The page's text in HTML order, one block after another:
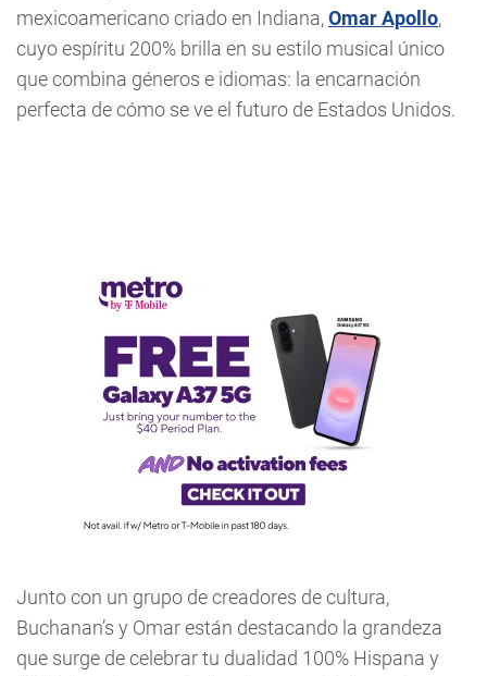
mexicoamericano criado en Indiana,Omar Apollo,
cuyo espíritu 200% brilla en su estilo musical único
que combina géneros e idiomas: la encarnación
perfecta de cómo se ve el futuro de Estados Unidos.
Junto con un grupo de creadores de cultura,
Buchanan’s y Omar están destacando la grandeza
que surge de celebrar tu dualidad 100% Hispana y